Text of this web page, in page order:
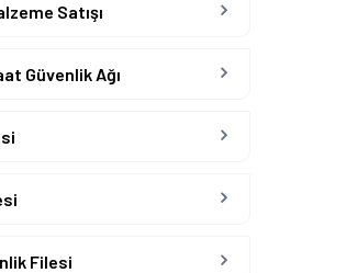
Satışı
Güvenlik Ağı
Filesi